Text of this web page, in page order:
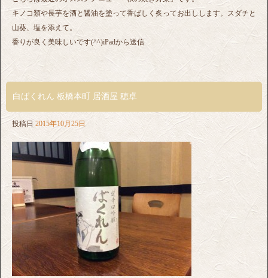
キノコ類や長芋を酒と醤油を塗って香ばしく炙ってお出しします。スダチと
山葵、塩を添えて。
香りが良く美味しいです(^^)iPadから送信
白ばくれん 板橋本町 居酒屋 穂卓
投稿日 2015年10月25日